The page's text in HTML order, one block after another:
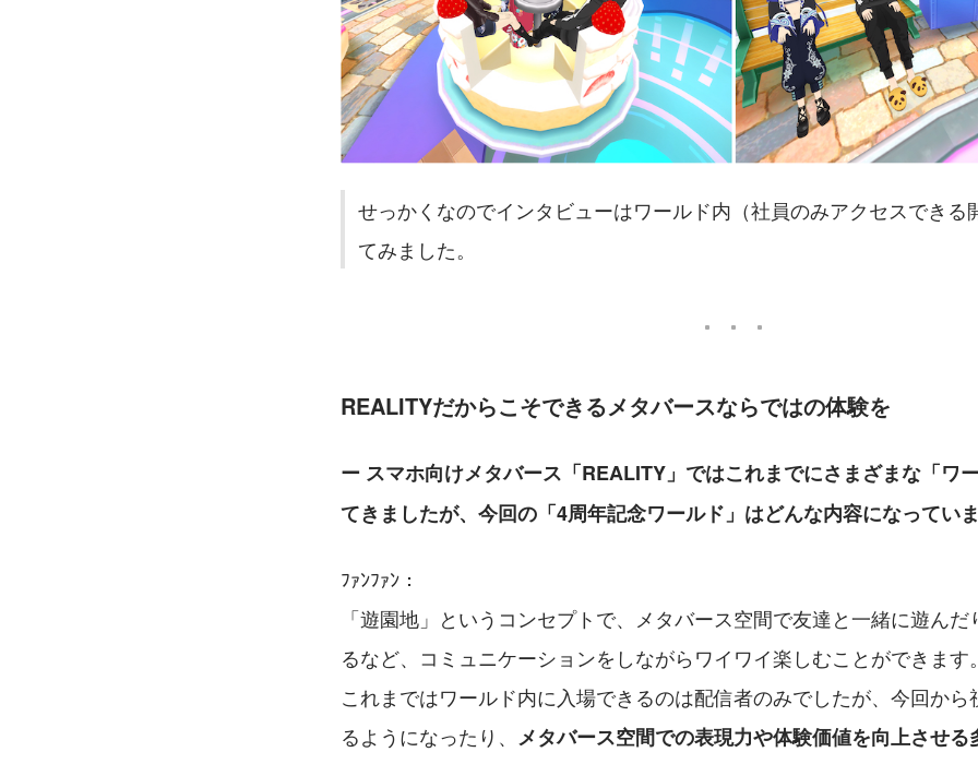
せっかくなのでインタビューはワールド内（社員のみアクセスできる
てみました。
REALITYだからこそできるメタバースならではの体験を
ー スマホ向けメタバース「REALITY」ではこれまでにさまざまな「ワ
てきましたが、今回の「4周年記念ワールド」はどんな内容になってい
ﾌｧﾝﾌｧﾝ：
「遊園地」というコンセプトで、メタバース空間で友達と一緒に遊ん
るなど、コミュニケーションをしながらワイワイ楽しむことができます。
これまではワールド内に入場できるのは配信者のみでしたが、今回から
るようになったり、 メタバース空間での表現力や体験価値を向上させ